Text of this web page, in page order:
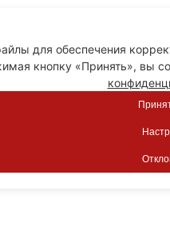
для обеспечения
кнопку «Принять», вы